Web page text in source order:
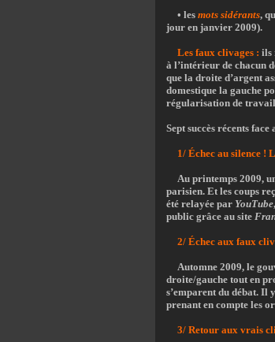
• les mots sidérants,
jour en janvier 2009).
Les faux clivages : ils
à l’intérieur de chacun
que la droite d’argent
domestique la gauche
régularisation de
Sept succès récents
1/ Échec au silence !
Au printemps 2009,
parisien. Et les coups
été relayée par YouTube
public grâce au site
2/ Échec aux faux
Automne 2009, le
droite/gauche tout en
s’emparent du débat.
prenant en compte les
3/ Retour aux vrais